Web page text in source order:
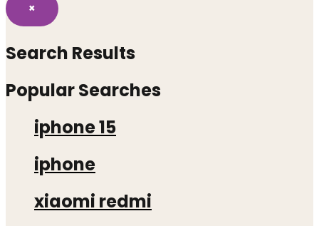
×
Search Results
Popular Searches
iphone 15
iphone
xiaomi redmi